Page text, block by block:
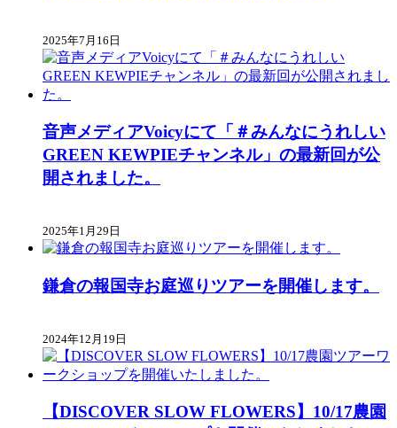
2025年7月16日
音声メディアVoicyにて「＃みんなにうれしい
GREEN KEWPIEチャンネル」の最新回が公
開されました。
2025年1月29日
鎌倉の報国寺お庭巡りツアーを開催します。
2024年12月19日
【DISCOVER SLOW FLOWERS】10/17農園